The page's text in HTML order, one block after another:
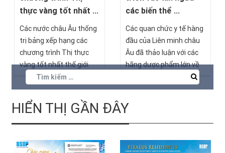
thực vàng tốt nhất ...
Các nước châu Âu thống
trị bảng xếp hạng các
chương trình Thị thực
vàng tốt nhất thế giới
năm 2021. Trong đó có
Bồ Đào Nha đứng đầu
bảng, Ireland đứng thứ
hai, Hy Lạp đúng thứ ba,
tiếp đến lần lượt là Tây
gia cùng đứng ở vị trí thứ
các biến thể ...
Các quan chức y tế hàng
đầu của Liên minh châu
Âu đã thảo luận với các
hãng dược phẩm lớn về
việc phải chạy đua với
thời gian và virus, nhanh
chủng biến thể mới của
HIỂN THỊ GẦN ĐÂY